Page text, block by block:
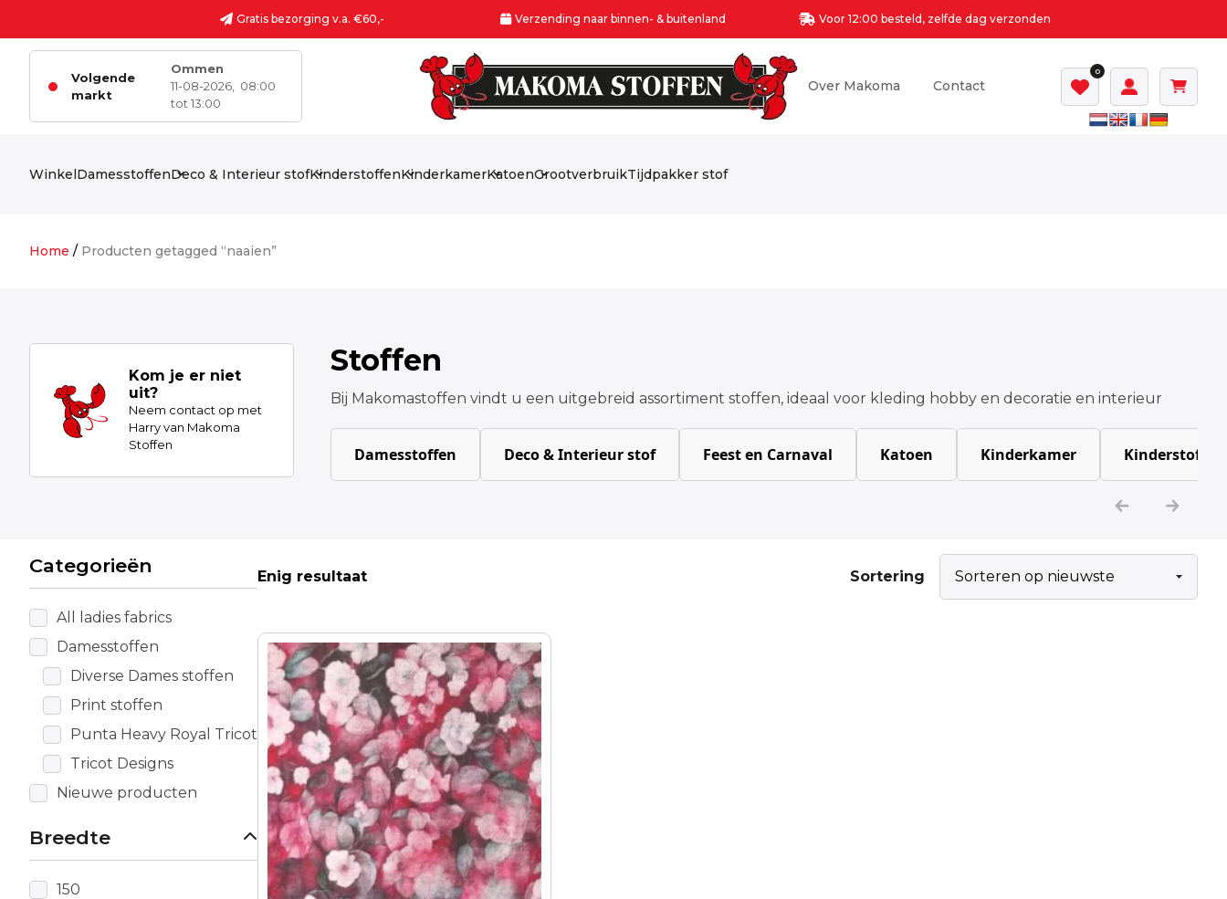
Gratis bezorging v.a. €60,- Verzending naar binnen- & buitenland Voor 12:00 besteld, zelfde dag verzonden
Volgende
markt
Ommen
11-08-2026,
08:00
tot 13:00
Over Makoma Contact
0
WinkelDamesstoffenDeco & Interieur stofKinderstoffenKinderkamerKatoenGrootverbruikTijdpakker stof
Home / Producten getagged “naaien”
Kom je er niet
uit?
Neem contact op met
Harry van Makoma
Stoffen
Stoffen
Bij Makomastoffen vindt u een uitgebreid assortiment stoffen, ideaal voor kleding hobby en decoratie en interieur
Damesstoffen Deco & Interieur stof Feest en Carnaval Katoen Kinderkamer Kinderstoffen
Categorieën
All ladies fabrics
Damesstoffen
Diverse Dames stoffen
Print stoffen
Punta Heavy Royal Tricot
Tricot Designs
Nieuwe producten
Breedte
150
Enig resultaat Sortering